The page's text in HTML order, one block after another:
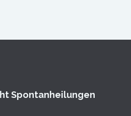
Spontanheilungen